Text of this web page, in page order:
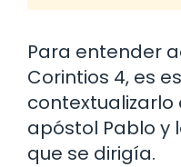
Para entender
Corintios 4, es
apóstol Pablo y
que se dirigía.